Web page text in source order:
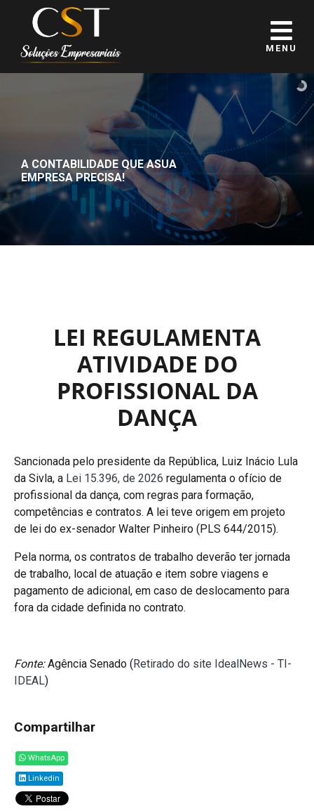
MENU
A CONTABILIDADE QUE ASUA
EMPRESA PRECISA!
LEI REGULAMENTA
ATIVIDADE DO
PROFISSIONAL DA
DANÇA
Sancionada pelo presidente da República, Luiz Inácio Lula
da Sivla, a Lei 15.396, de 2026 regulamenta o ofício de
profissional da dança, com regras para formação,
competências e contratos. A lei teve origem em projeto
de lei do ex-senador Walter Pinheiro (PLS 644/2015).
Pela norma, os contratos de trabalho deverão ter jornada
de trabalho, local de atuação e item sobre viagens e
pagamento de adicional, em caso de deslocamento para
fora da cidade definida no contrato.
Fonte:Agência Senado (Retirado do site IdealNews - TI-
IDEAL)
Compartilhar
WhatsApp
Linkedin